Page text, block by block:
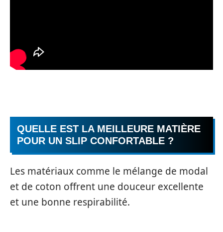
QUELLE EST LA MEILLEURE MATIÈRE
POUR UN SLIP CONFORTABLE ?
Les matériaux comme le mélange de modal
et de coton offrent une douceur excellente
et une bonne respirabilité.